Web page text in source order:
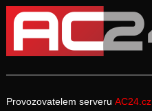
Provozovatelem serveru AC24.cz